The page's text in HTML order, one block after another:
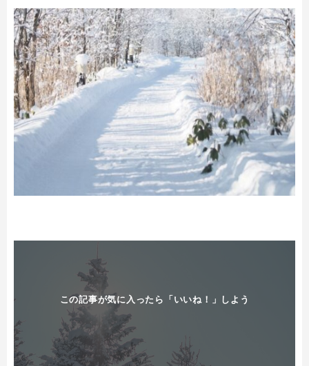
この記事が気に入ったら「いいね！」しよう